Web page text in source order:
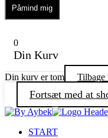
Påmind mig
0
Din Kurv
Din kurv er tom Tilbage
Fortsæt med at
START